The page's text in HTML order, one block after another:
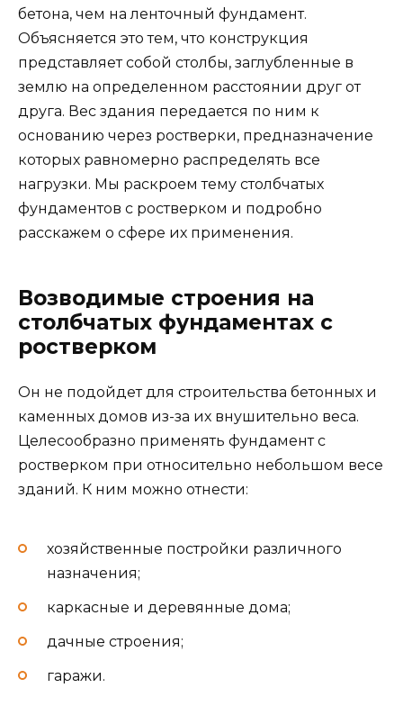
бетона, чем на ленточный фундамент.
Объясняется это тем, что конструкция
представляет собой столбы, заглубленные в
землю на определенном расстоянии друг от
друга. Вес здания передается по ним к
основанию через ростверки, предназначение
которых равномерно распределять все
нагрузки. Мы раскроем тему столбчатых
фундаментов с ростверком и подробно
расскажем о сфере их применения.
Возводимые строения на
столбчатых фундаментах с
ростверком
Он не подойдет для строительства бетонных и
каменных домов из-за их внушительно веса.
Целесообразно применять фундамент с
ростверком при относительно небольшом весе
зданий. К ним можно отнести:
хозяйственные постройки различного
назначения;
каркасные и деревянные дома;
дачные строения;
гаражи.